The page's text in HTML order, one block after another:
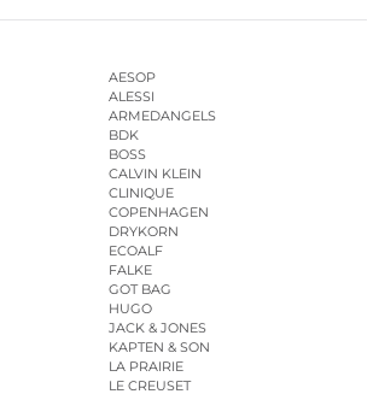
AESOP
ALESSI
ARMEDANGELS
BDK
BOSS
CALVIN KLEIN
CLINIQUE
COPENHAGEN
DRYKORN
ECOALF
FALKE
GOT BAG
HUGO
JACK & JONES
KAPTEN & SON
LA PRAIRIE
LE CREUSET